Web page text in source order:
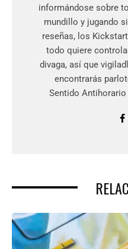
informándose sobre
mundillo y jugando
reseñas, los
todo quiere
divaga, así que
encontrarás
Sentido